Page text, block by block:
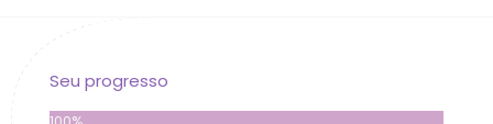
Seu progresso